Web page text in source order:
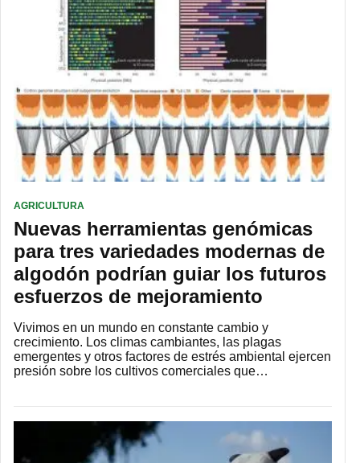
AGRICULTURA
Nuevas herramientas genómicas
para tres variedades modernas de
algodón podrían guiar los futuros
esfuerzos de mejoramiento
Vivimos en un mundo en constante cambio y
crecimiento. Los climas cambiantes, las plagas
emergentes y otros factores de estrés ambiental ejercen
presión sobre los cultivos comerciales que…